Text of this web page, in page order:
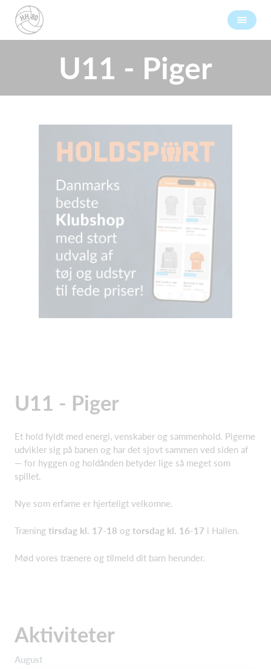
U11 - Piger
U11 - Piger
Et hold fyldt med energi, venskaber og sammenhold. Pigerne
udvikler sig på banen og har det sjovt sammen ved siden af
— for hyggen og holdånden betyder lige så meget som
spillet.
Nye som erfarne er hjerteligt velkomne.
Træning tirsdag kl. 17-18 og torsdag kl. 16-17 i Hallen.
Mød vores trænere og tilmeld dit barn herunder.
Aktiviteter
August